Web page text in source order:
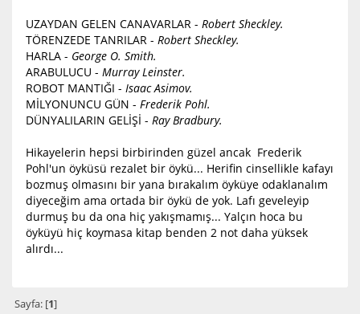
UZAYDAN GELEN CANAVARLAR - Robert Sheckley.
TÖRENZEDE TANRILAR - Robert Sheckley.
HARLA - George O. Smith.
ARABULUCU - Murray Leinster.
ROBOT MANTIĞI - Isaac Asimov.
MİLYONUNCU GÜN - Frederik Pohl.
DÜNYALILARIN GELİŞİ - Ray Bradbury.
Hikayelerin hepsi birbirinden güzel ancak Frederik
Pohl'un öyküsü rezalet bir öykü... Herifin cinsellikle kafayı
bozmuş olmasını bir yana bırakalım öyküye odaklanalım
diyeceğim ama ortada bir öykü de yok. Lafı geveleyip
durmuş bu da ona hiç yakışmamış... Yalçın hoca bu
öyküyü hiç koymasa kitap benden 2 not daha yüksek
alırdı...
Sayfa: [1]